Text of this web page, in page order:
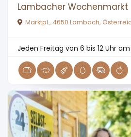
Lambacher Wochenmarkt
Marktpl., 4650 Lambach,
Jeden Freitag von 6 bis 12 Uhr